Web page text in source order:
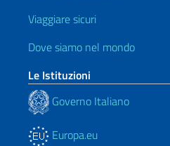
Viaggiare sicuri
Dove siamo nel mondo
Le Istituzioni
Governo Italiano
Europa.eu